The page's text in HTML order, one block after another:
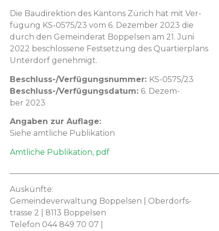
Die Baudi­rek­tion des Kan­tons Zürich hat mit Ver­
fü­gung KS-0575/23 vom 6. Dezem­ber 2023 die
durch den Gemein­der­at Bop­pelsen am 21. Juni
2022 beschlossene Fest­set­zung des Quartier­plans
Unter­dorf genehmigt.
Beschluss-/Ver­fü­gungsnum­mer: KS-0575/23
Beschluss-/Ver­fü­gungs­da­tum: 6. Dezem­
ber 2023
Angaben zur Auflage:
Siehe amtliche Publikation
Amtliche Pub­lika­tion, pdf
Auskün­fte:
Gemein­de­v­er­wal­tung Bop­pelsen | Ober­dorf­s­
trasse 2 | 8113 Bop­pelsen
Tele­fon 044 849 70 07 |